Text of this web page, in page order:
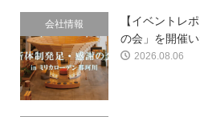
会社情報
【イベントレ
の会」を開催い
2026.08.06